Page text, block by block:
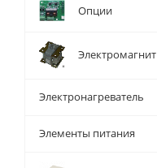
Опции
Электромагнит
Электронагреватель
Элементы питания